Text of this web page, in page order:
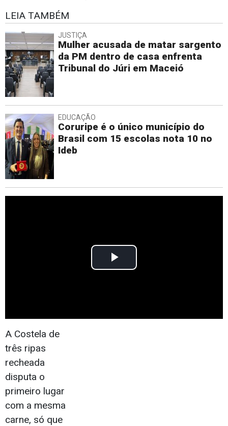
LEIA TAMBÉM
JUSTIÇA
Mulher acusada de matar sargento
da PM dentro de casa enfrenta
Tribunal do Júri em Maceió
EDUCAÇÃO
Coruripe é o único município do
Brasil com 15 escolas nota 10 no
Ideb
Play
A Costela de
três ripas
recheada
disputa o
primeiro lugar
com a mesma
carne, só que